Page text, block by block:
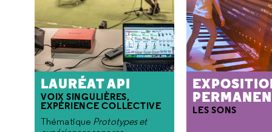
LAURÉAT API
VOIX SINGULIÈRES,
EXPÉRIENCE COLLECTIVE
Thématique Prototypes et
LES SONS